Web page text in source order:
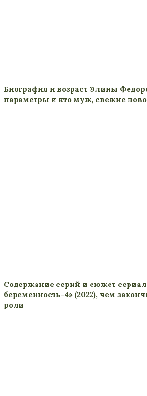
Биография и возраст Элины
параметры и кто муж, свежие
Содержание серий и сюжет
беременность-4» (2022), чем
роли